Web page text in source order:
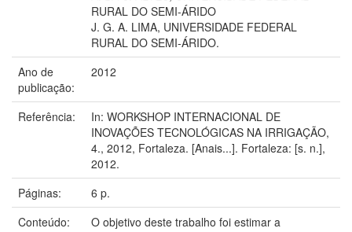
RURAL DO SEMI-ÁRIDO
J. G. A. LIMA, UNIVERSIDADE FEDERAL
RURAL DO SEMI-ÁRIDO.
Ano de
publicação:
2012
Referência:
In: WORKSHOP INTERNACIONAL DE
INOVAÇÕES TECNOLÓGICAS NA IRRIGAÇÃO,
4., 2012, Fortaleza. [Anais...]. Fortaleza: [s. n.],
2012.
Páginas:
6 p.
Conteúdo:
O objetivo deste trabalho foi estimar a